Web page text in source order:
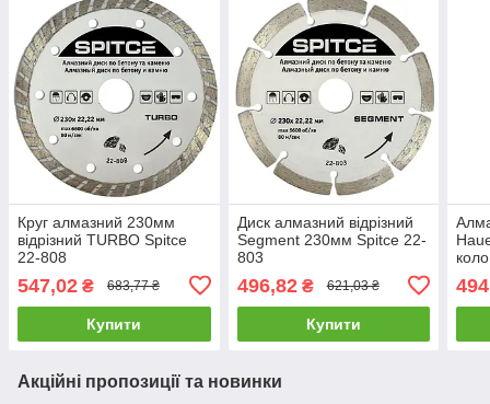
Круг алмазний 230мм
відрізний TURBO Spitce
22-808
547,02 ₴ 683,77 ₴
Купити
Диск алмазний відрізний
Segment 230мм Spitce 22-
803
496,82₴ 621,03 ₴
Купити
Акційні пропозиції та новинки